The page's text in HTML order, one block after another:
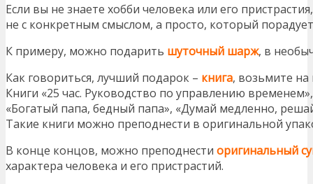
Если вы не знаете хобби человека или его
не с конкретным смыслом, а просто, который
К примеру, можно подарить шуточный шарж, в
Как говориться, лучший подарок – книга, возьмите на
Книги «25 час. Руководство по управлению
«Богатый папа, бедный папа», «Думай медленно,
Такие книги можно преподнести в оригинальной
В конце концов, можно преподнести оригинальный
характера человека и его пристрастий.